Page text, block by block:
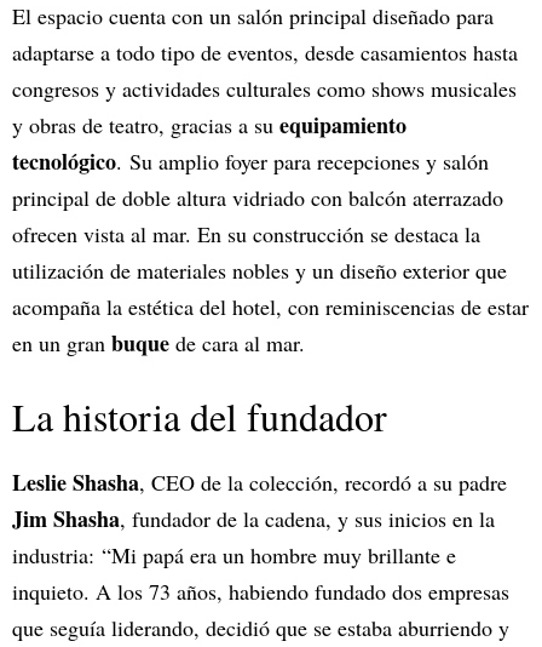
El espacio cuenta con un salón principal diseñado para
adaptarse a todo tipo de eventos, desde casamientos hasta
congresos y actividades culturales como shows musicales
y obras de teatro, gracias a su equipamiento
tecnológico. Su amplio foyer para recepciones y salón
principal de doble altura vidriado con balcón aterrazado
ofrecen vista al mar. En su construcción se destaca la
utilización de materiales nobles y un diseño exterior que
acompaña la estética del hotel, con reminiscencias de estar
en un gran buque de cara al mar.
La historia del fundador
Leslie Shasha, CEO de la colección, recordó a su padre
Jim Shasha, fundador de la cadena, y sus inicios en la
industria: “Mi papá era un hombre muy brillante e
inquieto. A los 73 años, habiendo fundado dos empresas
que seguía liderando, decidió que se estaba aburriendo y